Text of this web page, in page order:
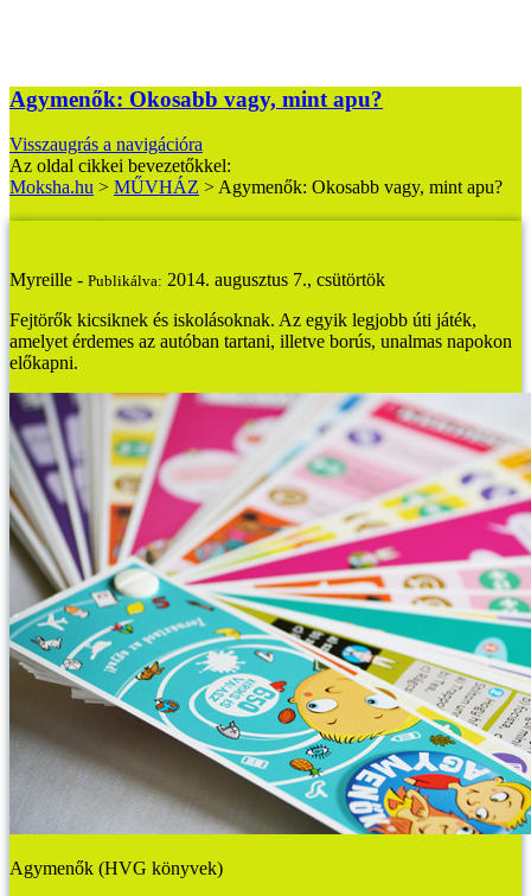
Agymenők: Okosabb vagy, mint apu?
Visszaugrás a navigációra
Az oldal cikkei bevezetőkkel:
Moksha.hu > MŰVHÁZ >Agymenők: Okosabb vagy, mint apu?
Myreille - Publikálva: 2014. augusztus 7., csütörtök
Fejtörők kicsiknek és iskolásoknak. Az egyik legjobb úti játék,
amelyet érdemes az autóban tartani, illetve borús, unalmas napokon
előkapni.
Agymenők (HVG könyvek)